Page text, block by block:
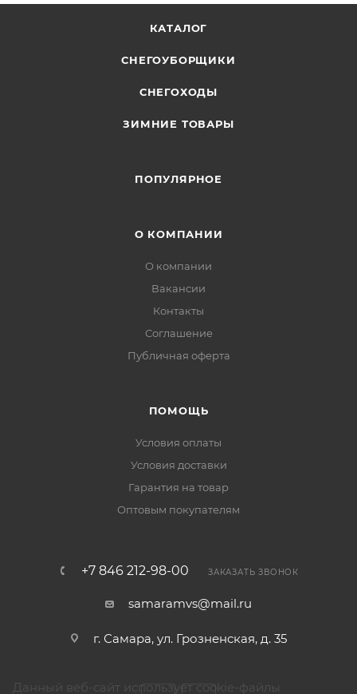
КАТАЛОГ
СНЕГОУБОРЩИКИ
СНЕГОХОДЫ
ЗИМНИЕ ТОВАРЫ
ПОПУЛЯРНОЕ
О КОМПАНИИ
О компании
Вакансии
Контакты
Соглашение
Публичная оферта
ПОМОЩЬ
Условия оплаты
Условия доставки
Гарантия на товар
Оптовым покупателям
+7 846 212-98-00 ЗАКАЗАТЬ ЗВОНОК
samaramvs@mail.ru
г. Самара, ул. Грозненская, д. 35
Данный веб-сайт использует cookie-файлы